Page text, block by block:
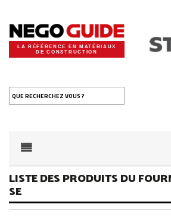
LA RÉFÉRENCE EN MATÉRIAUX
DE CONSTRUCTION
QUE RECHERCHEZ VOUS ?
LISTE DES PRODUITS DU
SE